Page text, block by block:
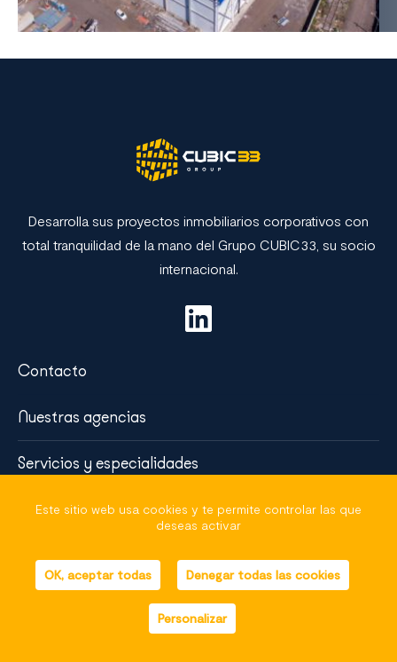
Desarrolla sus proyectos inmobiliarios corporativos con
total tranquilidad de la mano del Grupo CUBIC33, su socio
internacional.
Contacto
Nuestras agencias
Servicios y especialidades
Visión y Desafíos
Mapa del sitio
Avisos legales
helli•hello, french marketing
Este sitio web usa cookies y te permite controlar las que
deseas activar
OK, aceptar todas Denegar todas las cookies
Personalizar